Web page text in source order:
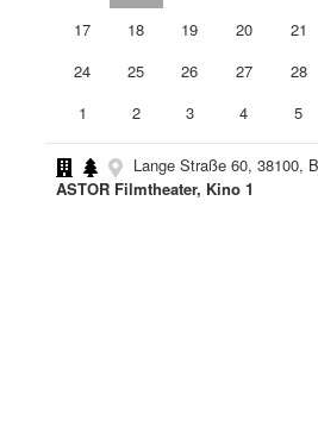
17
18 19 20 21
24
25 26 27 28
1
2 3 4 5
Lange Straße 60, 38100,
ASTOR Filmtheater, Kino 1